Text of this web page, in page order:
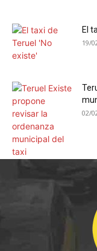
El
19/
02/